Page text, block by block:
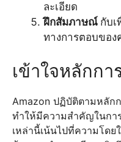
ละเอียด
ฝึกสัมภาษณ์ กับ
ทางการตอบขอ
เข้าใจหลักกา
Amazon ปฏิบัติตามหลัก
ทำให้มีความสำคัญในกา
เหล่านี้เน้นไปที่ความโดย